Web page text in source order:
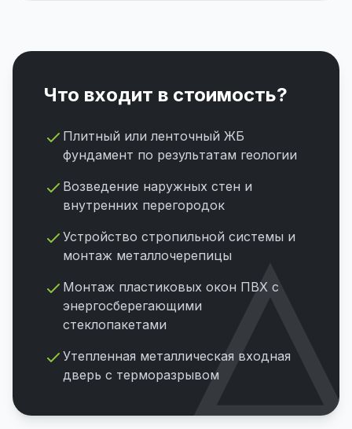
Что входит в стоимость?
Плитный или ленточный ЖБ
фундамент по результатам геологии
Возведение наружных стен и
внутренних перегородок
Устройство стропильной системы и
монтаж металлочерепицы
Монтаж пластиковых окон ПВХ с
энергосберегающими
стеклопакетами
Утепленная металлическая входная
дверь с терморазрывом